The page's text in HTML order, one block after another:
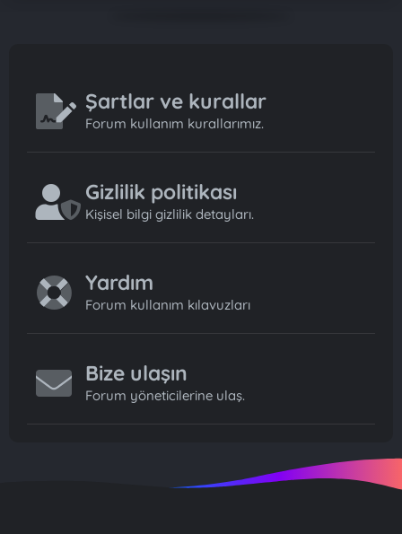
Şartlar ve kurallar
Forum kullanım kurallarımız.
Gizlilik politikası
Kişisel bilgi gizlilik detayları.
Yardım
Forum kullanım kılavuzları
Bize ulaşın
Forum yöneticilerine ulaş.